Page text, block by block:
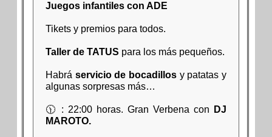
Juegos infantiles con ADE
Tikets y premios para todos.
Taller de TATUS para los más pequeños.
Habrá servicio de bocadillos y patatas y
algunas sorpresas más…
🕦 : 22:00 horas. Gran Verbena con
DJ
MAROTO.